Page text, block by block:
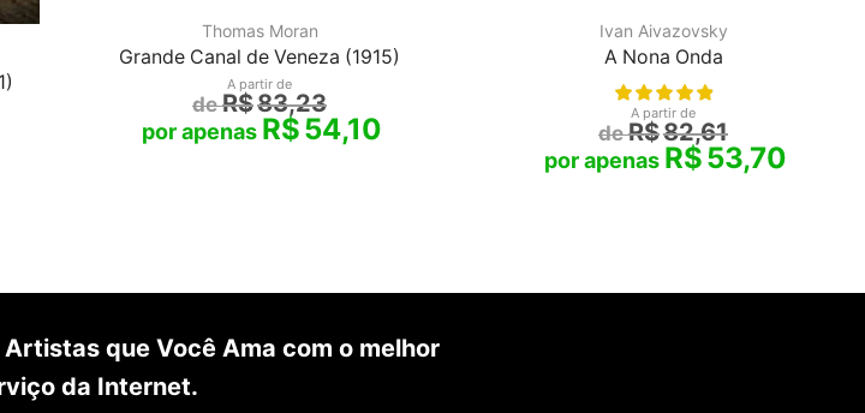
Thomas Moran
Grande Canal de Veneza (1915)
A partir de
R$83,23
R$54,10
Ivan Aivazovsky
A Nona Onda
A partir de
R$82,61
R$53,70
Artistas que Você Ama com o melhor
da Internet.